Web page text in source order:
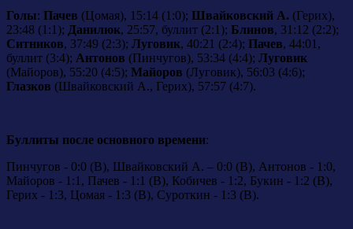
Голы: Пачев (Цомая), 15:14 (1:0); Швайковский А. (Герих),
23:48 (1:1); Данилюк, 25:57, буллит (2:1); Блинов, 31:12 (2:2);
Ситников, 37:49 (2:3); Луговик, 40:21 (2:4); Пачев, 44:01,
буллит (3:4); Антонов (Пинчугов), 53:34 (4:4); Луговик
(Майоров), 55:20 (4:5); Майоров (Луговик), 56:03 (4:6);
Глазков (Швайковский А., Герих), 57:57 (4:7).
Буллиты после основного времени:
Пинчугов - 0:0 (В), Швайковский А. – 0:0 (В), Антонов - 1:0,
Майоров - 1:1, Пачев - 1:1 (В), Кобичев - 1:2, Букин - 1:2 (В),
Герих - 1:3, Цомая - 1:3 (В), Суроткин - 1:3 (В).